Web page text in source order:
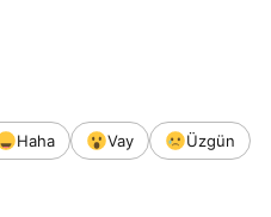
Haha Vay
Üzgün